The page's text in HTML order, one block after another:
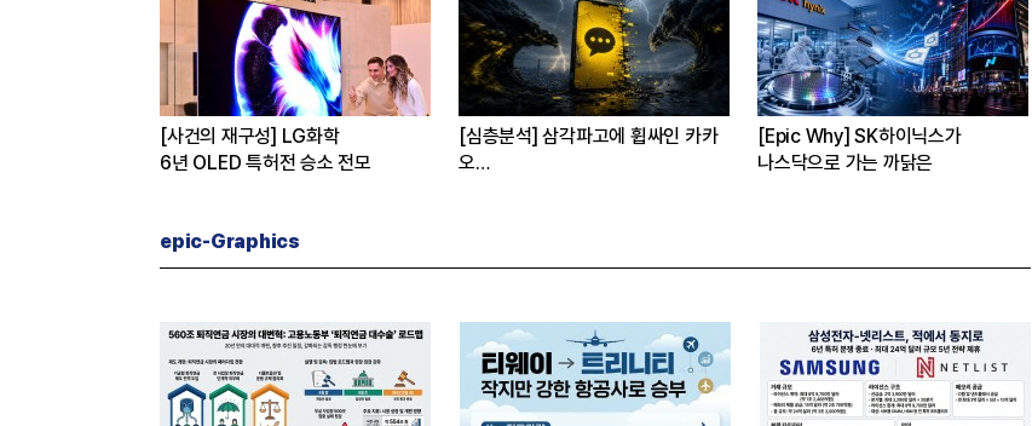
[사건의 재구성] LG화학
6년 OLED 특허전 승소 전모
[심층분석] 삼각파고에 휩싸인 카카
[Epic Why] SK하이닉스가
나스닥으로 가는 까닭은
epic-Graphics